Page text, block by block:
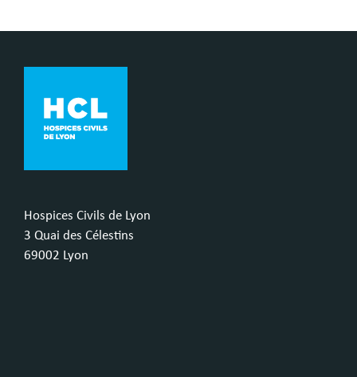
Hospices Civils de Lyon
3 Quai des Célestins
69002 Lyon